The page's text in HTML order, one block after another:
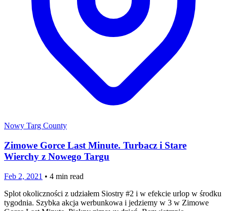
Nowy Targ County
Zimowe Gorce Last Minute. Turbacz i Stare
Wierchy z Nowego Targu
Feb 2, 2021 • 4 min read
Splot okoliczności z udziałem Siostry #2 i w efekcie urlop w środku
tygodnia. Szybka akcja werbunkowa i jedziemy w 3 w Zimowe